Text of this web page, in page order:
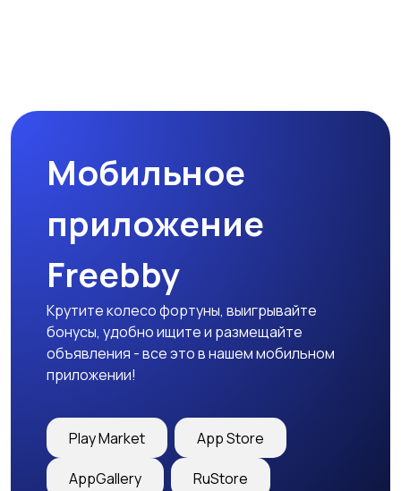
Медицина Начало карьеры
Образование и наука
закупки
Мобильное
приложение
Freebby
Крутите колесо фортуны, выигрывайте
бонусы, удобно ищите и размещайте
объявления - все это в нашем мобильном
приложении!
Play Market App Store
AppGallery RuStore